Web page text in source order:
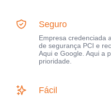
Seguro
Empresa credenciada
de segurança PCI e
Aqui e Google. Aqui a
prioridade.
Fácil